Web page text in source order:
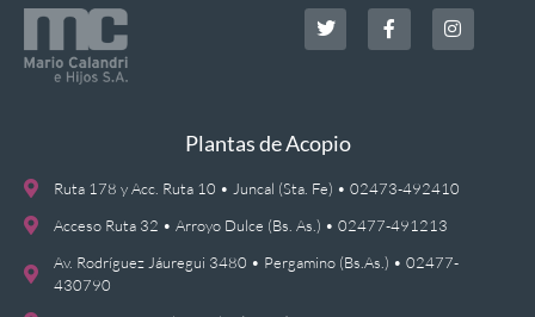
Plantas de Acopio
Ruta 178 y Acc. Ruta 10 • Juncal (Sta. Fe) • 02473-492410
Acceso Ruta 32 • Arroyo Dulce (Bs. As.) • 02477-491213
Av. Rodríguez Jáuregui 3480 • Pergamino (Bs.As.) • 02477-
430790